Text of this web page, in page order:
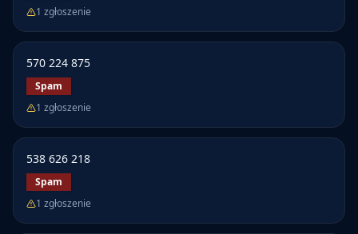
1 zgłoszenie
570 224 875
Spam
1 zgłoszenie
538 626 218
Spam
1 zgłoszenie